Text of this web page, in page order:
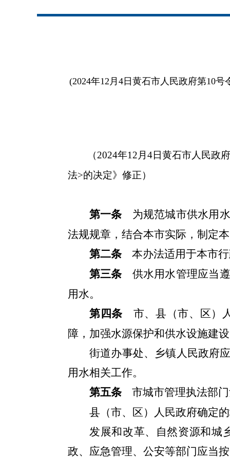
(2024年12月4日黄石市人民政府第10
（2024年12月4日黄石市人民
法>的决定》修正）
第一条
为规范城市供水用
法规规章，结合本市实际，制定
第二条
本办法适用于本市
第三条
供水用水管理应当
用水。
第四条
市、县（市、区）
障，加强水源保护和供水设施建
街道办事处、乡镇人民政府
用水相关工作。
第五条
市城市管理执法部
县（市、区）人民政府确定
发展和改革、自然资源和城
政、应急管理、公安等部门应当